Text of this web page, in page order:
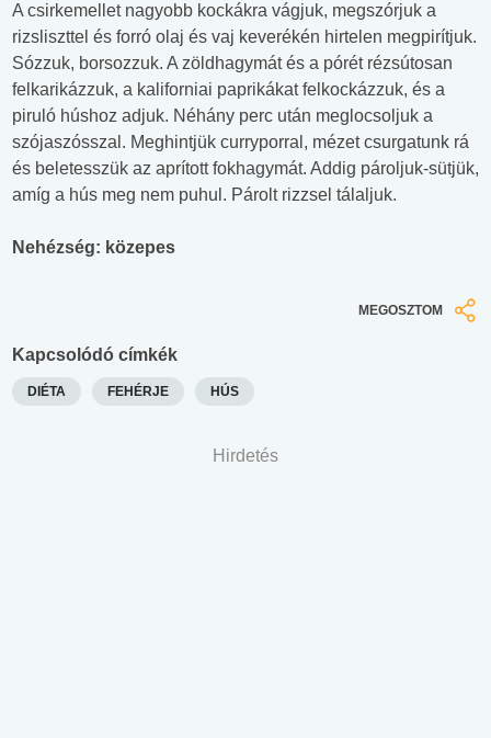
A csirkemellet nagyobb kockákra vágjuk, megszórjuk a
rizsliszttel és forró olaj és vaj keverékén hirtelen megpirítjuk.
Sózzuk, borsozzuk. A zöldhagymát és a pórét rézsútosan
felkarikázzuk, a kaliforniai paprikákat felkockázzuk, és a
piruló húshoz adjuk. Néhány perc után meglocsoljuk a
szójaszósszal. Meghintjük curryporral, mézet csurgatunk rá
és beletesszük az aprított fokhagymát. Addig pároljuk-sütjük,
amíg a hús meg nem puhul. Párolt rizzsel tálaljuk.
Nehézség: közepes
MEGOSZTOM
Kapcsolódó címkék
DIÉTA FEHÉRJE HÚS
Hirdetés